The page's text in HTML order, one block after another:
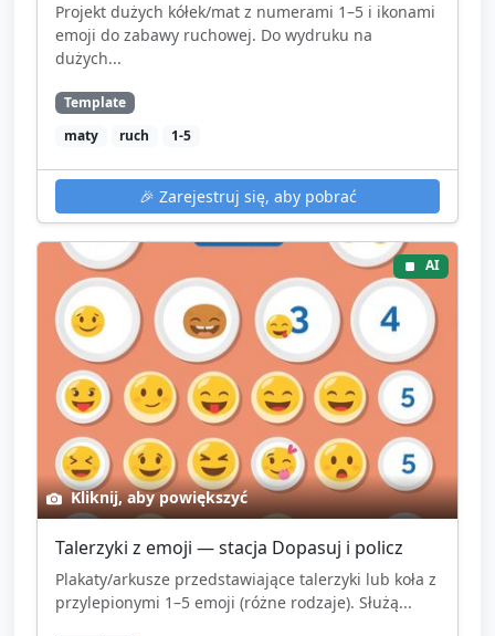
Projekt dużych kółek/mat z numerami 1–5 i ikonami
emoji do zabawy ruchowej. Do wydruku na
dużych...
Template
maty
ruch 1-5
🎉 Zarejestruj się, aby pobrać
AI
Kliknij, aby powiększyć
Talerzyki z emoji — stacja Dopasuj i policz
Plakaty/arkusze przedstawiające talerzyki lub koła z
przylepionymi 1–5 emoji (różne rodzaje). Służą...